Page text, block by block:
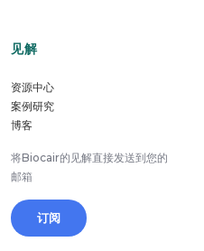
见解
资源中心
案例研究
博客
将Biocair的见解直接发送到您的
邮箱
订阅